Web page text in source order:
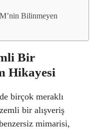
Bilinmeyen
Bir
Hikayesi
birçok meraklı
bir alışveriş
mimarisi,